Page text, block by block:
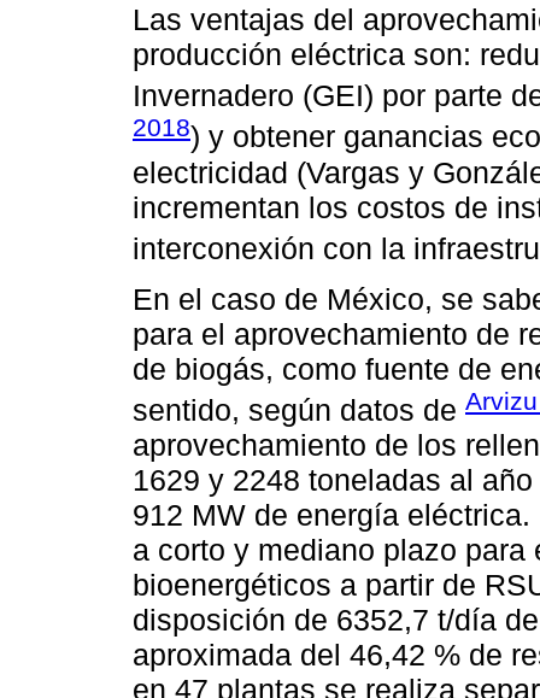
Las ventajas del
producción eléctrica son:
Invernadero (GEI) por parte
2018) y obtener ganancias
electricidad (Vargas y
incrementan los costos de
interconexión con la
En el caso de México, se
para el aprovechamiento de
de biogás, como fuente de
sentido, según datos de
aprovechamiento de los
1629 y 2248 toneladas al
912 MW de energía
a corto y mediano plazo
bioenergéticos a partir de
disposición de 6352,7 t/día
aproximada del 46,42 % de
en 47 plantas se realiza